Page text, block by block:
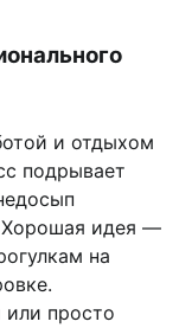
и отдыхом
подрывает
Хорошая идея —
на
или просто